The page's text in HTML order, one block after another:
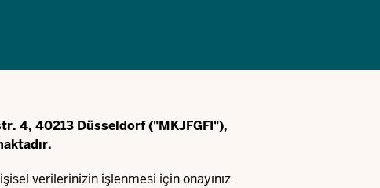
4, 40213 Düsseldorf ("MKJFGFI"),
verilerinizin işlenmesi için onayınız